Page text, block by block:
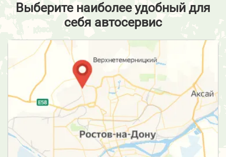
Выберите наиболее удобный для
себя автосервис